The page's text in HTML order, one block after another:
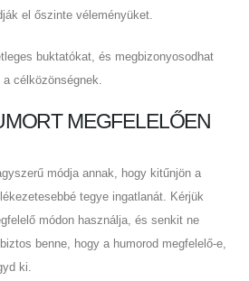
el őszinte véleményüket.
buktatókat, és megbizonyosodhat
célközönségnek.
MEGFELELŐEN
módja annak, hogy kitűnjön a
tegye ingatlanát. Kérjük
módon használja, és senkit ne
benne, hogy a humorod megfelelő-e,
ki.